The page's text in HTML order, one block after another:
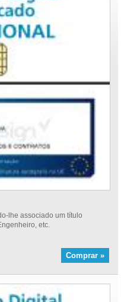
lhe associado um título
etc.
Comprar »